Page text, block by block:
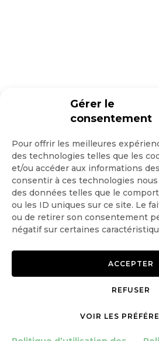
Gérer le
consentement
Pour offrir les meilleures
des technologies telles que les
et/ou accéder aux informations
consentir à ces technologies
des données telles que le
ou les ID uniques sur ce site. Le
ou de retirer son consentement
négatif sur certaines
ACCEPTER
REFUSER
VOIR LES